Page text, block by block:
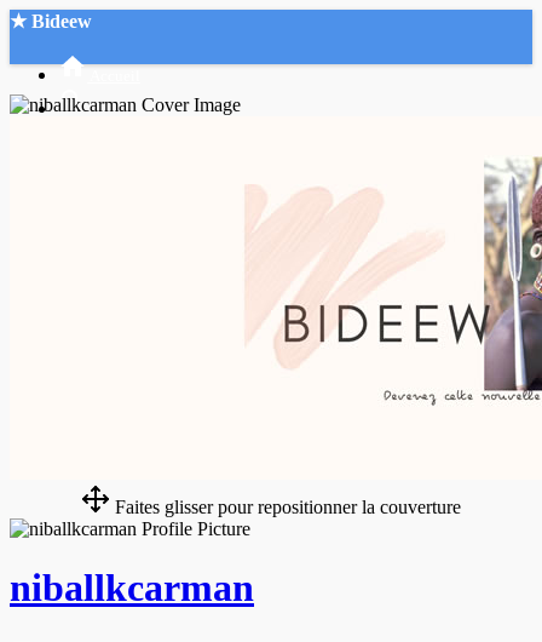
★ Bideew
Faites glisser pour repositionner la couverture
niballkcarman